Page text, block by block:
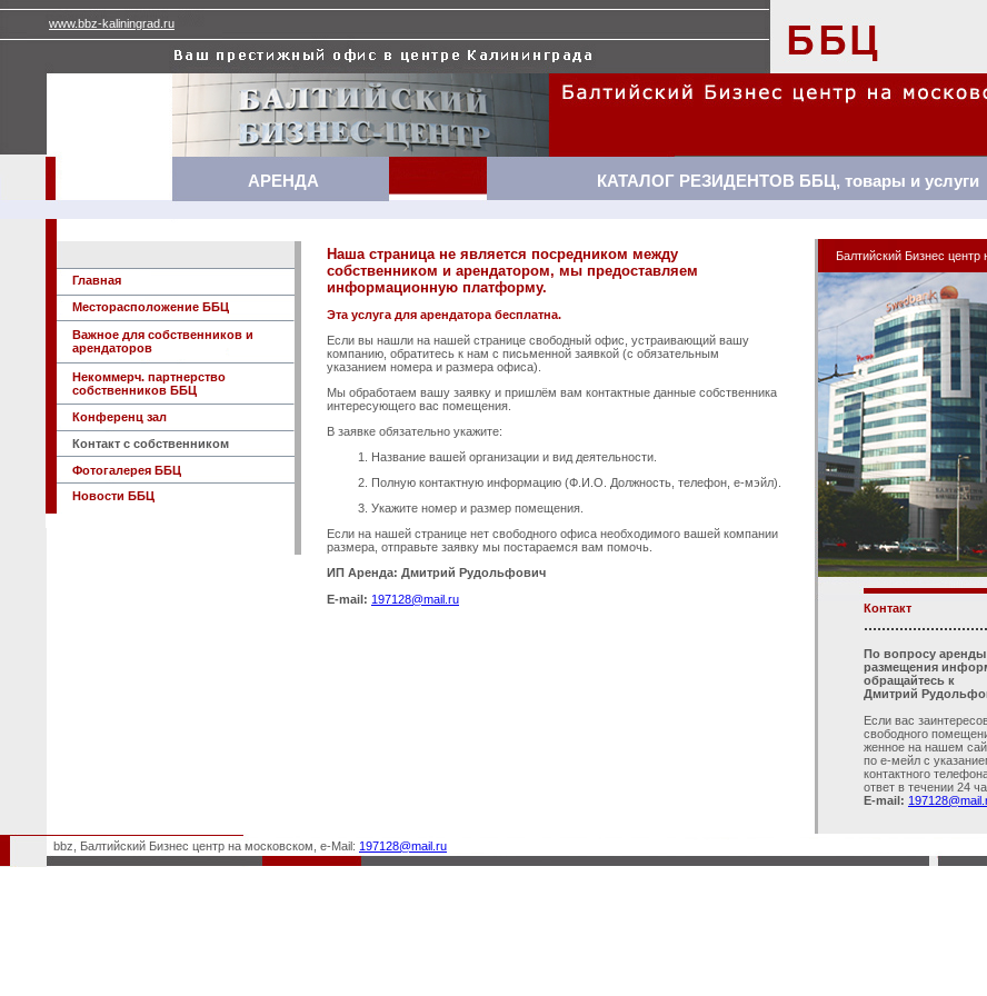
www.bbz-kaliningrad.ru
АРЕНДА КАТАЛОГ РЕЗИДЕНТОВ ББЦ, товары и услуги
Главная
Mесторасположение ББЦ
Важное для собственников и
арендаторов
Некоммерч. партнерство
собственников ББЦ
Конференц зал
Контакт с собственникoм
Фотогалерея ББЦ
Новости ББЦ
Наша страница не является посредником между
собственником и арендатором, мы предоставляем
информационную платформу.
Эта услуга для арендатора бесплатна.
Если вы нашли на нашей странице свободный офис, устраивающий вашу
компанию, обратитесь к нам с письменной заявкой (с обязательным
указанием номера и размера офиса).
Мы обработаем вашу заявку и пришлём вам контактные данные собственника
интересующего вас помещения.
В заявке обязательно укажите:
Название вашей организации и вид деятельности.
Полную контактную информацию (Ф.И.О. Должность, телефон, е-мэйл).
Укажите номер и размер помещения.
Если на нашей странице нет свободного офиса необходимого вашей компании
размера, отправьте заявку мы постараемся вам помочь.
ИП Аренда: Дмитрий Рудольфович
E-mail: 197128@mail.ru
Балтийский Бизнес центр
Контакт
По вопросу
размещения
обращайтесь к
Дмитрий
Если вас
свободного
женное на нашем
по е-мeйл с
контактного
ответ в течении 24
E-mail:
bbz, Балтийский Бизнес центр на московском, e-Mail: 197128@mail.ru